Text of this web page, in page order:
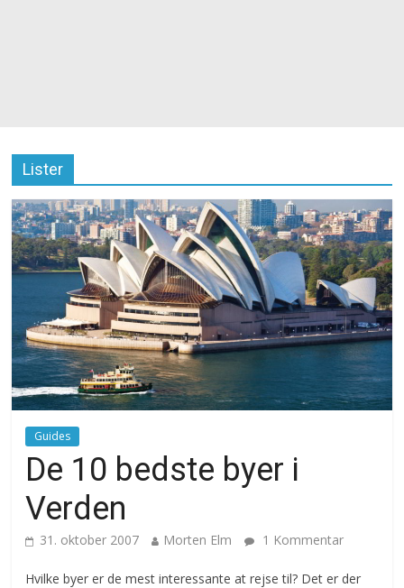
Lister
Guides
De 10 bedste byer i
Verden
31. oktober 2007 Morten Elm 1 Kommentar
Hvilke byer er de mest interessante at rejse til? Det er der